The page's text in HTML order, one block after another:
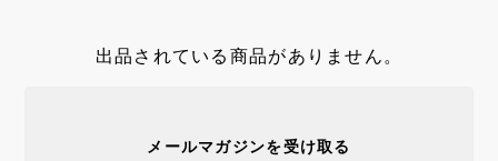
出品されている商品がありません。
メールマガジンを受け取る